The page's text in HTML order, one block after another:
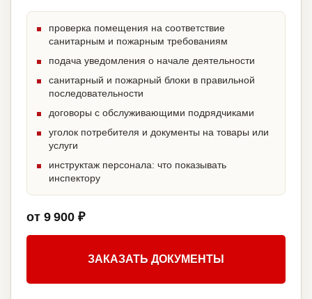
проверка помещения на соответствие
санитарным и пожарным требованиям
подача уведомления о начале деятельности
санитарный и пожарный блоки в правильной
последовательности
договоры с обслуживающими подрядчиками
уголок потребителя и документы на товары или
услуги
инструктаж персонала: что показывать
инспектору
от 9 900 ₽
ЗАКАЗАТЬ ДОКУМЕНТЫ